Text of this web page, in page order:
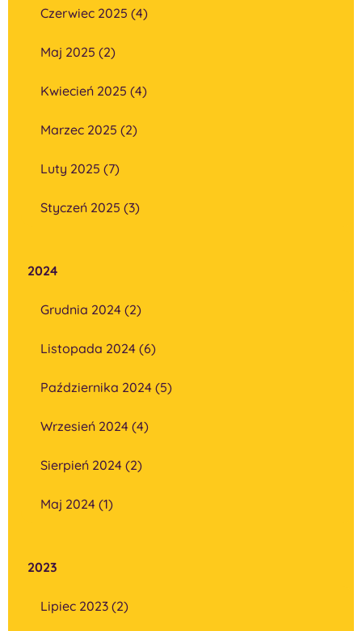
Czerwiec 2025 (4)
Maj 2025 (2)
Kwiecień 2025 (4)
Marzec 2025 (2)
Luty 2025 (7)
Styczeń 2025 (3)
2024
Grudnia 2024 (2)
Listopada 2024 (6)
Października 2024 (5)
Wrzesień 2024 (4)
Sierpień 2024 (2)
Maj 2024 (1)
2023
Lipiec 2023 (2)